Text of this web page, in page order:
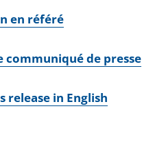
en référé
communiqué de presse
release in English